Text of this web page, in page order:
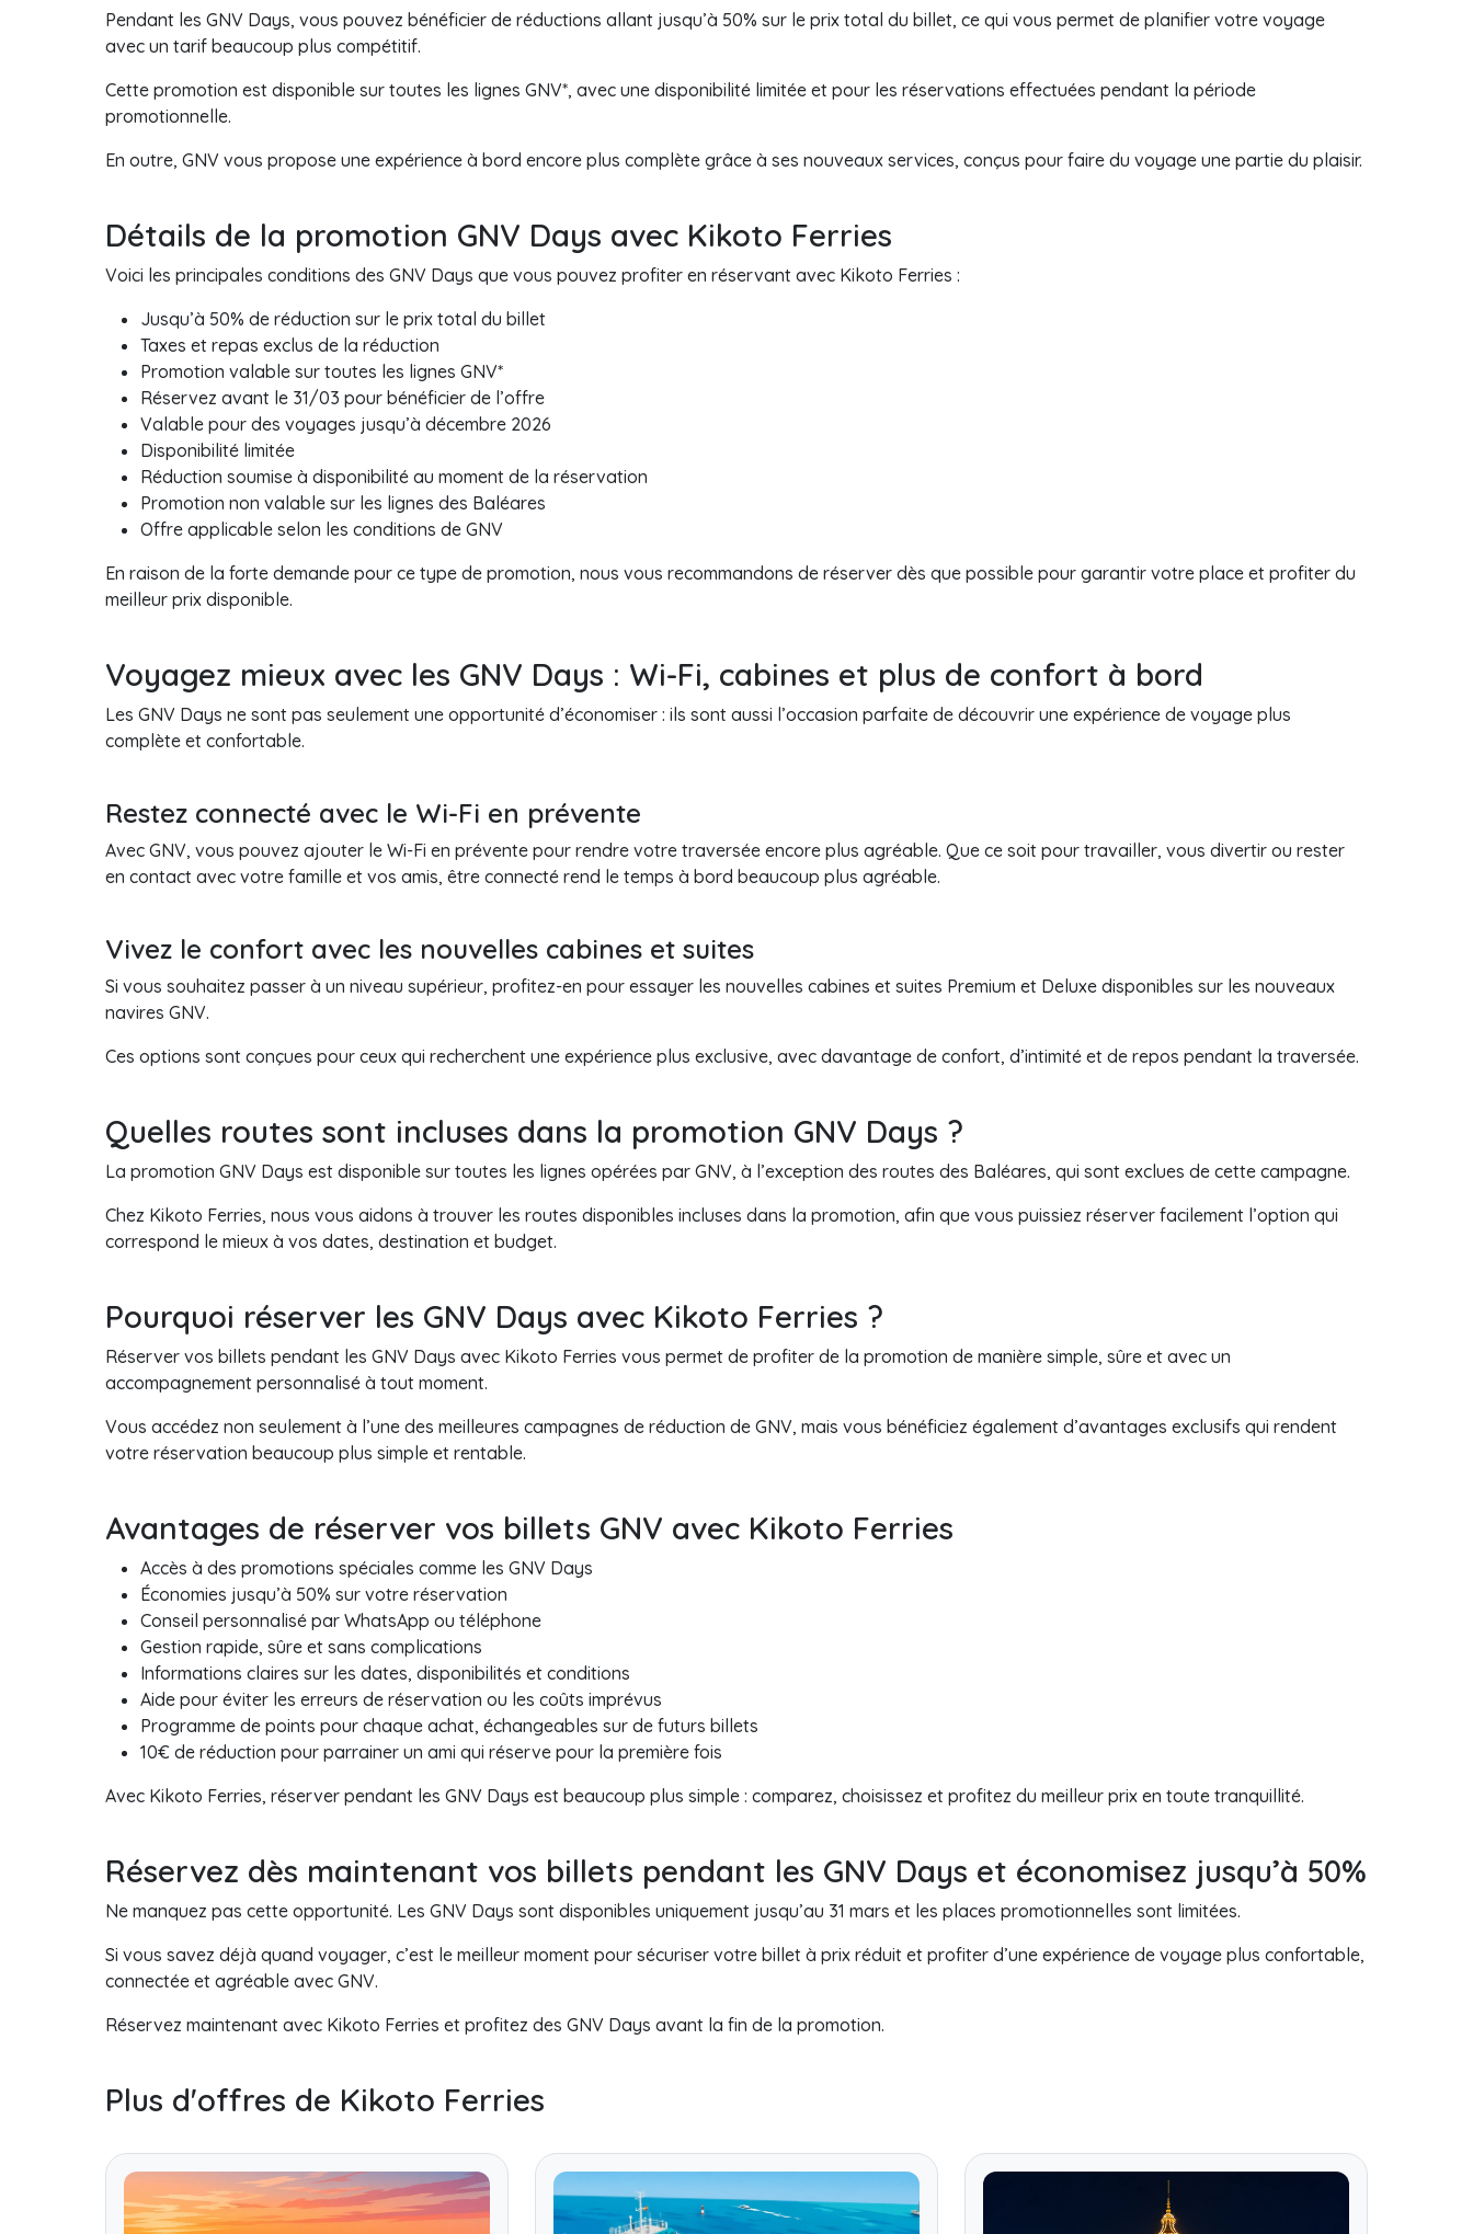
Pendant les GNV Days, vous pouvez bénéficier de réductions allant jusqu’à 50% sur le prix total du billet, ce qui vous permet de planifier votre voyage
avec un tarif beaucoup plus compétitif.
Cette promotion est disponible sur toutes les lignes GNV*, avec une disponibilité limitée et pour les réservations effectuées pendant la période
promotionnelle.
En outre, GNV vous propose une expérience à bord encore plus complète grâce à ses nouveaux services, conçus pour faire du voyage une partie du plaisir.
Détails de la promotion GNV Days avec Kikoto Ferries
Voici les principales conditions des GNV Days que vous pouvez profiter en réservant avec Kikoto Ferries :
Jusqu’à 50% de réduction sur le prix total du billet
Taxes et repas exclus de la réduction
Promotion valable sur toutes les lignes GNV*
Réservez avant le 31/03 pour bénéficier de l’offre
Valable pour des voyages jusqu’à décembre 2026
Disponibilité limitée
Réduction soumise à disponibilité au moment de la réservation
Promotion non valable sur les lignes des Baléares
Offre applicable selon les conditions de GNV
En raison de la forte demande pour ce type de promotion, nous vous recommandons de réserver dès que possible pour garantir votre place et profiter du
meilleur prix disponible.
Voyagez mieux avec les GNV Days : Wi-Fi, cabines et plus de confort à bord
Les GNV Days ne sont pas seulement une opportunité d’économiser : ils sont aussi l’occasion parfaite de découvrir une expérience de voyage plus
complète et confortable.
Restez connecté avec le Wi-Fi en prévente
Avec GNV, vous pouvez ajouter le Wi-Fi en prévente pour rendre votre traversée encore plus agréable. Que ce soit pour travailler, vous divertir ou rester
en contact avec votre famille et vos amis, être connecté rend le temps à bord beaucoup plus agréable.
Vivez le confort avec les nouvelles cabines et suites
Si vous souhaitez passer à un niveau supérieur, profitez-en pour essayer les nouvelles cabines et suites Premium et Deluxe disponibles sur les nouveaux
navires GNV.
Ces options sont conçues pour ceux qui recherchent une expérience plus exclusive, avec davantage de confort, d’intimité et de repos pendant la traversée.
Quelles routes sont incluses dans la promotion GNV Days ?
La promotion GNV Days est disponible sur toutes les lignes opérées par GNV, à l’exception des routes des Baléares, qui sont exclues de cette campagne.
Chez Kikoto Ferries, nous vous aidons à trouver les routes disponibles incluses dans la promotion, afin que vous puissiez réserver facilement l’option qui
correspond le mieux à vos dates, destination et budget.
Pourquoi réserver les GNV Days avec Kikoto Ferries ?
Réserver vos billets pendant les GNV Days avec Kikoto Ferries vous permet de profiter de la promotion de manière simple, sûre et avec un
accompagnement personnalisé à tout moment.
Vous accédez non seulement à l’une des meilleures campagnes de réduction de GNV, mais vous bénéficiez également d’avantages exclusifs qui rendent
votre réservation beaucoup plus simple et rentable.
Avantages de réserver vos billets GNV avec Kikoto Ferries
Accès à des promotions spéciales comme les GNV Days
Économies jusqu’à 50% sur votre réservation
Conseil personnalisé par WhatsApp ou téléphone
Gestion rapide, sûre et sans complications
Informations claires sur les dates, disponibilités et conditions
Aide pour éviter les erreurs de réservation ou les coûts imprévus
Programme de points pour chaque achat, échangeables sur de futurs billets
10€ de réduction pour parrainer un ami qui réserve pour la première fois
Avec Kikoto Ferries, réserver pendant les GNV Days est beaucoup plus simple : comparez, choisissez et profitez du meilleur prix en toute tranquillité.
Réservez dès maintenant vos billets pendant les GNV Days et économisez jusqu’à 50%
Ne manquez pas cette opportunité. Les GNV Days sont disponibles uniquement jusqu’au 31 mars et les places promotionnelles sont limitées.
Si vous savez déjà quand voyager, c’est le meilleur moment pour sécuriser votre billet à prix réduit et profiter d’une expérience de voyage plus confortable,
connectée et agréable avec GNV.
Réservez maintenant avec Kikoto Ferries et profitez des GNV Days avant la fin de la promotion.
Plus d'offres de Kikoto Ferries